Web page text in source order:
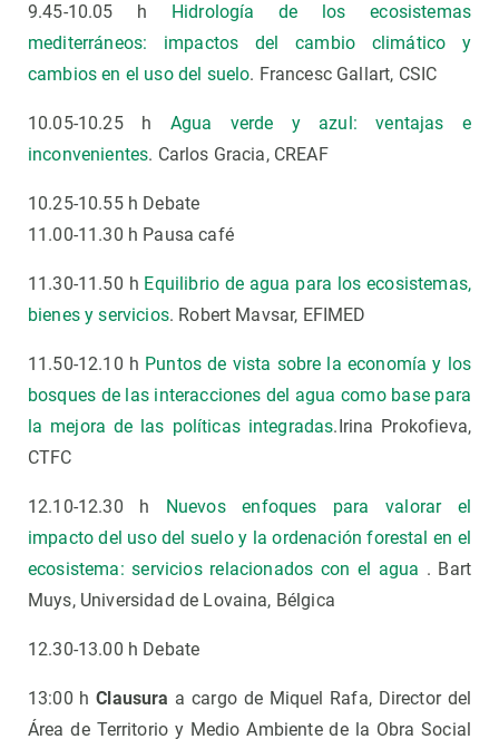
9.45-10.05 h Hidrología de los ecosistemas
mediterráneos: impactos del cambio climático y
cambios en el uso del suelo. Francesc Gallart, CSIC
10.05-10.25 h Agua verde y azul: ventajas e
inconvenientes. Carlos Gracia, CREAF
10.25-10.55 h Debate
11.00-11.30 h Pausa café
11.30-11.50 h Equilibrio de agua para los ecosistemas,
bienes y servicios. Robert Mavsar, EFIMED
11.50-12.10 h Puntos de vista sobre la economía y los
bosques de las interacciones del agua como base para
la mejora de las políticas integradas.Irina Prokofieva,
CTFC
12.10-12.30 h Nuevos enfoques para valorar el
impacto del uso del suelo y la ordenación forestal en el
ecosistema: servicios relacionados con el agua . Bart
Muys, Universidad de Lovaina, Bélgica
12.30-13.00 h Debate
13:00 hClausura a cargo de Miquel Rafa, Director del
Área de Territorio y Medio Ambiente de la Obra Social